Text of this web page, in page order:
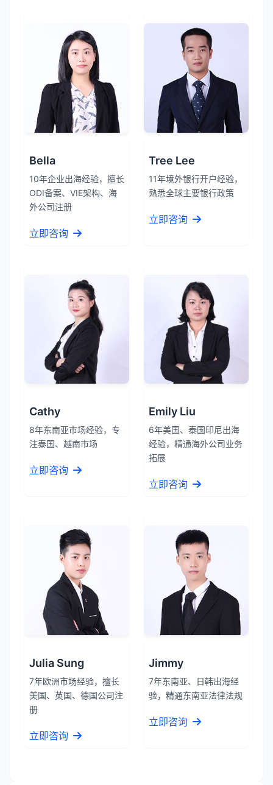
Bella
10年企业出海经验，擅长
ODI备案、VIE架构、海
外公司注册
立即咨询
Tree Lee
11年境外银行开户经验，
熟悉全球主要银行政策
立即咨询
Cathy
8年东南亚市场经验，专
注泰国、越南市场
立即咨询
Emily Liu
6年美国、泰国印尼出海
经验，精通海外公司业务
拓展
立即咨询
Julia Sung
7年欧洲市场经验，擅长
美国、英国、德国公司注
册
立即咨询
Jimmy
7年东南亚、日韩出海经
验，精通东南亚法律法规
立即咨询